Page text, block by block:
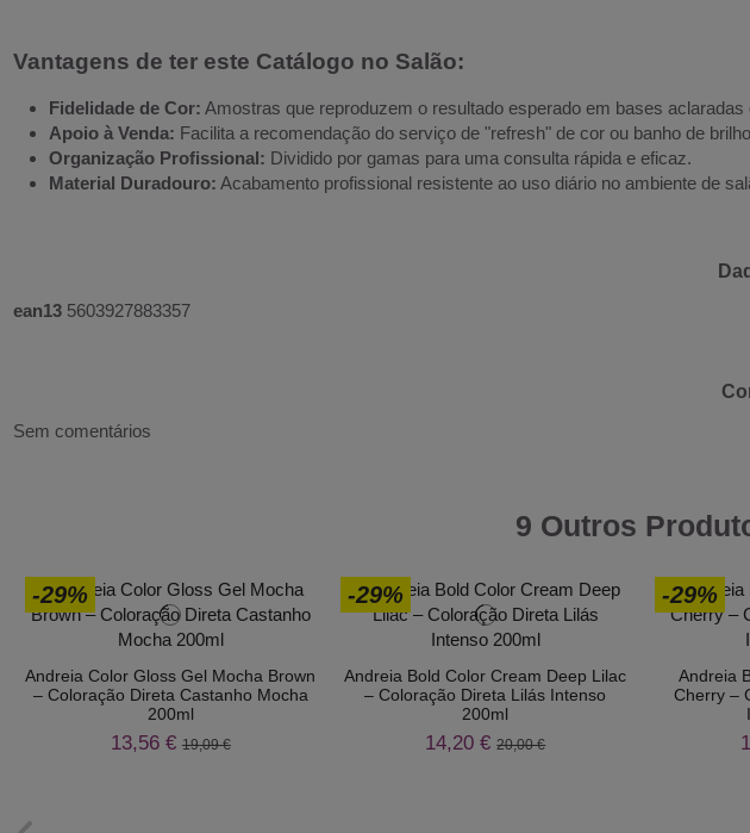
Vantagens de ter este Catálogo no Salão:
Fidelidade de Cor: Amostras que reproduzem o resultado esperado em bases aclaradas
Apoio à Venda: Facilita a recomendação do serviço de "refresh" de cor ou banho de
Organização Profissional: Dividido por gamas para uma consulta rápida e eficaz.
Material Duradouro: Acabamento profissional resistente ao uso diário no ambiente de
ean13 5603927883357
Sem comentários
9 Outros
-29%
Andreia Color Gloss Gel Mocha Brown
– Coloração Direta Castanho Mocha
200ml
13,56 € 19,09 €
-29%
Andreia Bold Color Cream Deep Lilac
– Coloração Direta Lilás Intenso
200ml
14,20 €20,00 €
-29%
Andreia
Cherry –